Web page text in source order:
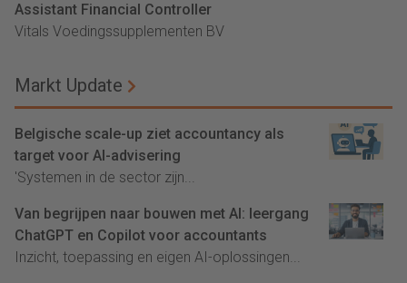
Assistant Financial Controller
Vitals Voedingssupplementen BV
Markt Update
Belgische scale-up ziet accountancy als
target voor AI-advisering
'Systemen in de sector zijn...
Van begrijpen naar bouwen met AI: leergang
ChatGPT en Copilot voor accountants
Inzicht, toepassing en eigen AI-oplossingen...